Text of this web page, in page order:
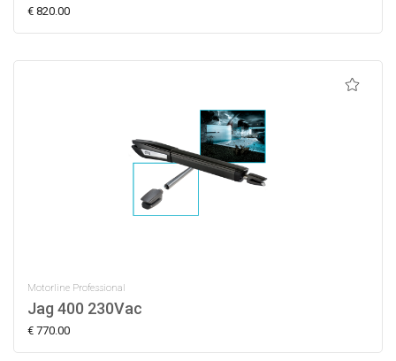
€ 820.00
Motorline Professional
Jag 400 230Vac
€ 770.00